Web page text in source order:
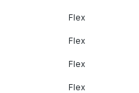
Flex
Flex
Flex
Flex